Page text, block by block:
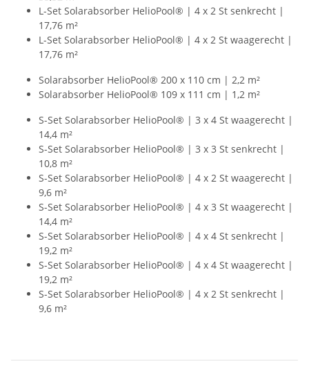
L-Set Solarabsorber HelioPool® | 4 x 2 St senkrecht |
17,76 m²
L-Set Solarabsorber HelioPool® | 4 x 2 St waagerecht |
17,76 m²
Solarabsorber HelioPool® 200 x 110 cm | 2,2 m²
Solarabsorber HelioPool® 109 x 111 cm | 1,2 m²
S-Set Solarabsorber HelioPool® | 3 x 4 St waagerecht |
14,4 m²
S-Set Solarabsorber HelioPool® | 3 x 3 St senkrecht |
10,8 m²
S-Set Solarabsorber HelioPool® | 4 x 2 St waagerecht |
9,6 m²
S-Set Solarabsorber HelioPool® | 4 x 3 St waagerecht |
14,4 m²
S-Set Solarabsorber HelioPool® | 4 x 4 St senkrecht |
19,2 m²
S-Set Solarabsorber HelioPool® | 4 x 4 St waagerecht |
19,2 m²
S-Set Solarabsorber HelioPool® | 4 x 2 St senkrecht |
9,6 m²